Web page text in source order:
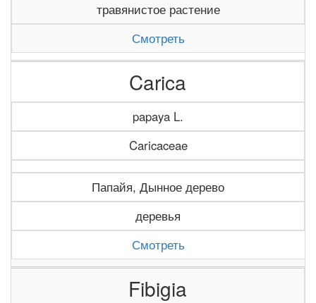
травянистое растение
Смотреть
Carica
papaya L.
Caricaceae
Папайя, Дынное дерево
деревья
Смотреть
Fibigia